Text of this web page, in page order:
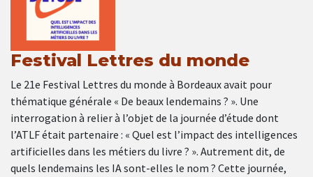
Festival Lettres du monde
Le 21e Festival Lettres du monde à Bordeaux avait pour
thématique générale « De beaux lendemains ? ». Une
interrogation à relier à l’objet de la journée d’étude dont
l’ATLF était partenaire : « Quel est l’impact des intelligences
artificielles dans les métiers du livre ? ». Autrement dit, de
quels lendemains les IA sont-elles le nom ? Cette journée,